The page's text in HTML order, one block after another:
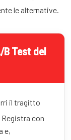
le alternative.
B Test del
il tragitto
con
e,